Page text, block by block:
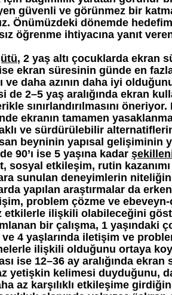
güvenli ve görünmez bir
Önümüzdeki dönemde
öğrenme ihtiyacına yanıt
, 2 yaş altı çocuklarda ekran
ekran süresinin günde en
ve daha azının daha iyi
de 2–5 yaş aralığında ekran
sınırlandırılmasını
ekranın tamamen
ve sürdürülebilir
beyninin yapısal gelişiminin
90’ı ise 5 yaşına kadar
sosyal etkileşim, rutin
sunulan deneyimlerin
yapılan araştırmalar da
problem çözme ve
etkilerle ilişkili olabileceğini
bir çalışma, 1 yaşındaki
4 yaşlarında iletişim ve
ilişkili olduğunu ortaya
ise 12–36 ay aralığında ekran
yetişkin kelimesi duyduğunu,
az karşılıklı etkileşime